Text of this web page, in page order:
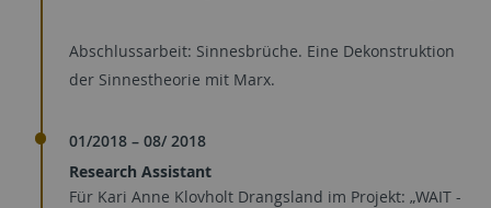
Abschlussarbeit: Sinnesbrüche. Eine Dekonstruktion
der Sinnestheorie mit Marx.
01/2018 – 08/ 2018
Research Assistant
Für Kari Anne Klovholt Drangsland im Projekt: „WAIT -